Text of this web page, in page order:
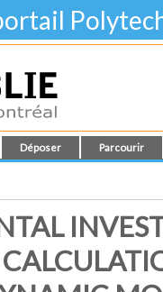
Déposer Parcourir